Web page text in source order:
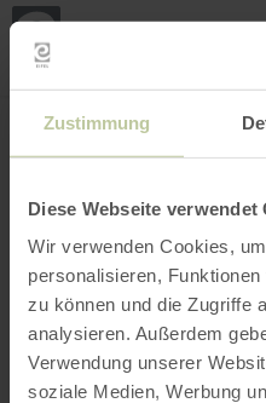
Zustimmung
Diese Webseite verwendet
Wir verwenden Cookies,
personalisieren,
zu können und die Zugriffe
analysieren. Außerdem
Verwendung unserer
soziale Medien, Werbung